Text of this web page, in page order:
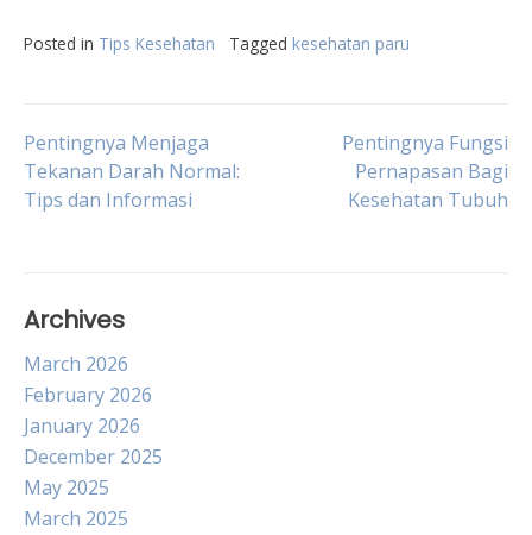
Posted in Tips Kesehatan Tagged kesehatan paru
Post
navigation
Pentingnya Menjaga
Tekanan Darah Normal:
Tips dan Informasi
Pentingnya Fungsi
Pernapasan Bagi
Kesehatan Tubuh
Archives
March 2026
February 2026
January 2026
December 2025
May 2025
March 2025